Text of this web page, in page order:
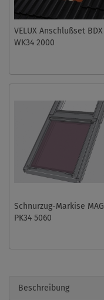
VELUX Anschlußset BDX
WK34 2000
Schnurzug-Markise MAG
PK34 5060
Beschreibung